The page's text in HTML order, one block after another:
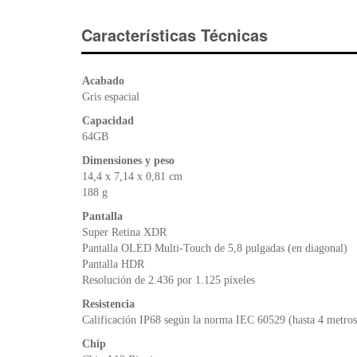
Características Técnicas
Acabado
Gris espacial
Capacidad
64GB
Dimensiones y peso
14,4 x 7,14 x 0,81 cm
188 g
Pantalla
Super Retina XDR
Pantalla OLED Multi‑Touch de 5,8 pulgadas (en diagonal)
Pantalla HDR
Resolución de 2.436 por 1.125 píxeles
Resistencia
Calificación IP68 según la norma IEC 60529 (hasta 4
Chip